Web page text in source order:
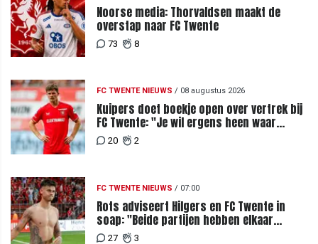
Noorse media: Thorvaldsen maakt de
overstap naar FC Twente
73 8
FC TWENTE NIEUWS / 08 augustus 2026
Kuipers doet boekje open over vertrek bij
FC Twente: "Je wil ergens heen waar
mensen je waarderen"
20 2
FC TWENTE NIEUWS / 07:00
Rots adviseert Hilgers en FC Twente in
soap: "Beide partijen hebben elkaar
teleurgesteld"
27 3